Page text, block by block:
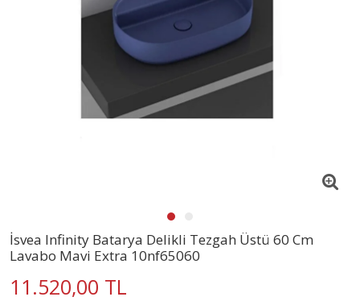
İsvea Infinity Batarya Delikli Tezgah Üstü 60 Cm
Lavabo Mavi Extra 10nf65060
11.520,00 TL